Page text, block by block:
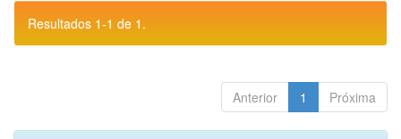
Resultados 1-1 de 1.
Anterior 1 Próxima